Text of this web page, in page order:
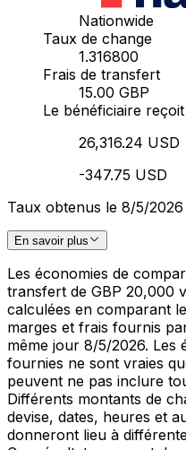
Nationwide
Taux de change
1.316800
Frais de transfert
15.00 GBP
Le bénéficiaire reçoit
26,316.24 USD
-347.75 USD
Taux obtenus le 8/5/2026
En savoir plus
Les économies de
transfert de GBP 20,000
calculées en comparant
marges et frais fournis
même jour 8/5/2026. Les
fournies ne sont vraies
peuvent ne pas inclure
Différents montants de
devise, dates, heures et
donneront lieu à